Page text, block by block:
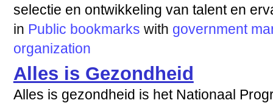
selectie en ontwikkeling van talent en
in Public bookmarks with government
organization
Alles is Gezondheid
Alles is gezondheid is het Nationaal